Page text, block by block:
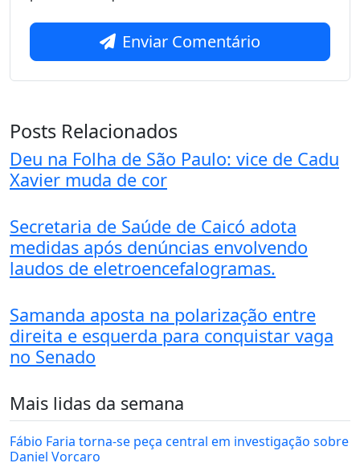
Enviar Comentário
Posts Relacionados
Deu na Folha de São Paulo: vice de Cadu
Xavier muda de cor
Secretaria de Saúde de Caicó adota
medidas após denúncias envolvendo
laudos de eletroencefalogramas.
Samanda aposta na polarização entre
direita e esquerda para conquistar vaga
no Senado
Mais lidas da semana
Fábio Faria torna-se peça central em investigação sobre
Daniel Vorcaro